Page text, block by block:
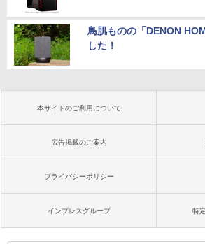
鳥肌ものの「DENON
した！
本サイトのご利用について
広告掲載のご案内
プライバシーポリシー
インプレスグループ 特